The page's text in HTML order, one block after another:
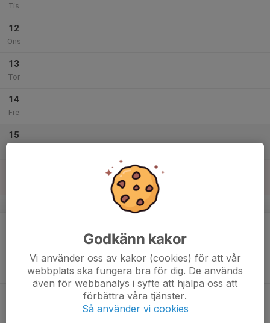
Tis
12
Ons
13
Tor
14
Fre
15
v.34
Godkänn kakor
Vi använder oss av kakor (cookies) för att vår
webbplats ska fungera bra för dig. De används
även för webbanalys i syfte att hjälpa oss att
förbättra våra tjänster.
Så använder vi cookies